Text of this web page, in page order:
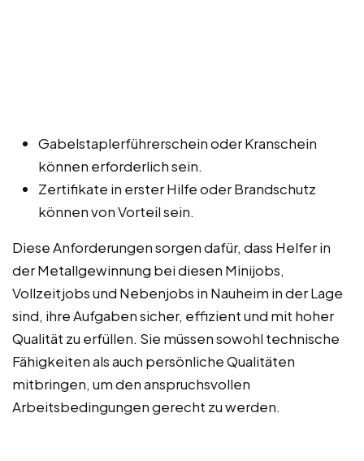
Gabelstaplerführerschein oder Kranschein
können erforderlich sein.
Zertifikate in erster Hilfe oder Brandschutz
können von Vorteil sein.
Diese Anforderungen sorgen dafür, dass Helfer in
der Metallgewinnung bei diesen Minijobs,
Vollzeitjobs und Nebenjobs in Nauheim in der Lage
sind, ihre Aufgaben sicher, effizient und mit hoher
Qualität zu erfüllen. Sie müssen sowohl technische
Fähigkeiten als auch persönliche Qualitäten
mitbringen, um den anspruchsvollen
Arbeitsbedingungen gerecht zu werden.